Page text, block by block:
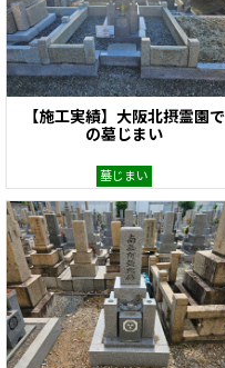
【施工実績】大阪北摂霊園で
の墓じまい
墓じまい